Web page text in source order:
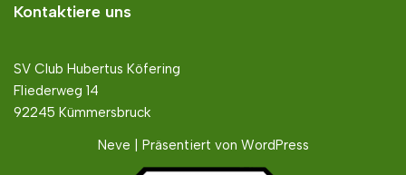
Kontaktiere uns
SV Club Hubertus Köfering
Fliederweg 14
92245 Kümmersbruck
Neve | Präsentiert von WordPress